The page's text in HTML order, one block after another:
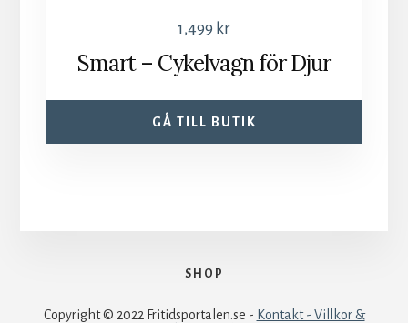
1,499 kr
Smart – Cykelvagn för Djur
GÅ TILL BUTIK
SHOP
Copyright © 2022 Fritidsportalen.se - Kontakt - Villkor &